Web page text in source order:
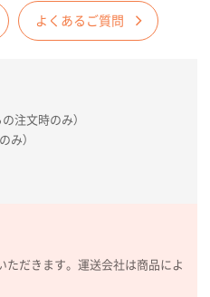
イズ
イズ(A4対応)
から
文ページ04
対応してくれたため
よくあるご質問
注文時のみ）
み）
ただきます。運送会社は商品によ